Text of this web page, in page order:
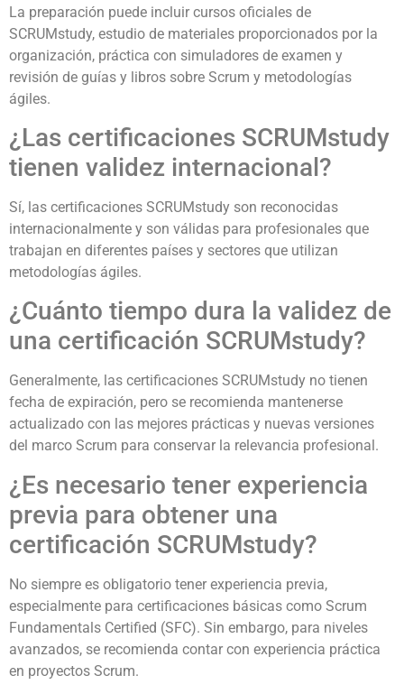
La preparación puede incluir cursos oficiales de
SCRUMstudy, estudio de materiales proporcionados por la
organización, práctica con simuladores de examen y
revisión de guías y libros sobre Scrum y metodologías
ágiles.
¿Las certificaciones SCRUMstudy
tienen validez internacional?
Sí, las certificaciones SCRUMstudy son reconocidas
internacionalmente y son válidas para profesionales que
trabajan en diferentes países y sectores que utilizan
metodologías ágiles.
¿Cuánto tiempo dura la validez de
una certificación SCRUMstudy?
Generalmente, las certificaciones SCRUMstudy no tienen
fecha de expiración, pero se recomienda mantenerse
actualizado con las mejores prácticas y nuevas versiones
del marco Scrum para conservar la relevancia profesional.
¿Es necesario tener experiencia
previa para obtener una
certificación SCRUMstudy?
No siempre es obligatorio tener experiencia previa,
especialmente para certificaciones básicas como Scrum
Fundamentals Certified (SFC). Sin embargo, para niveles
avanzados, se recomienda contar con experiencia práctica
en proyectos Scrum.